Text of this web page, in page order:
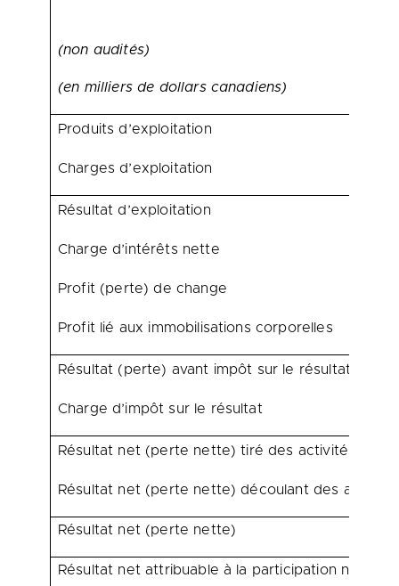
(non audités)
(en milliers de dollars canadiens)
Produits d’exploitation
Charges d’exploitation
Résultat d’exploitation
Charge d’intérêts nette
Profit (perte) de change
Profit lié aux immobilisations corporelles
Résultat (perte) avant impôt sur le résultat
Charge d’impôt sur le résultat
Résultat net (perte nette) tiré des activités
Résultat net (perte nette) découlant des
Résultat net (perte nette)
Résultat net attribuable à la participation ne